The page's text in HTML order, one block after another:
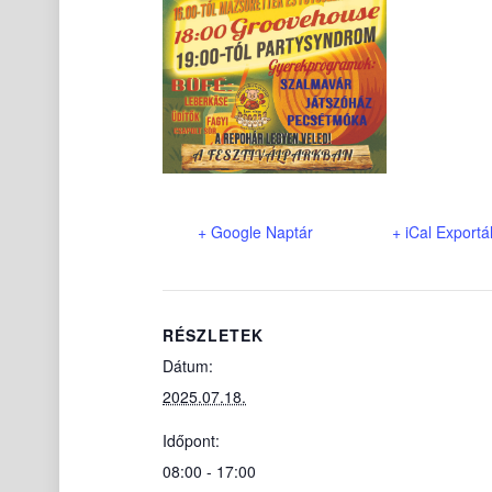
+ Google Naptár + iCal
RÉSZLETEK
Dátum:
2025.07.18.
Időpont:
08:00 - 17:00